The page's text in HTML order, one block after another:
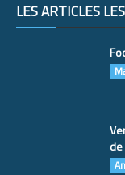
LES ARTICLES
de